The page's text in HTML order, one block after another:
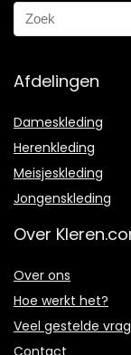
Afdelingen
Dameskleding
Herenkleding
Meisjeskleding
Jongenskleding
Over
Over ons
Hoe werkt het?
Veel gestelde
Contact